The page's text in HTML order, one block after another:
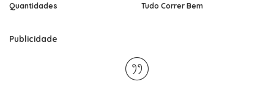
Quantidades
Tudo Correr Bem
Publicidade